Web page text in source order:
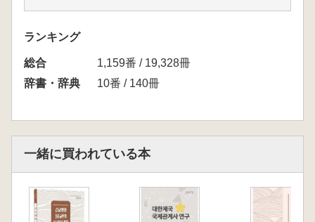
쾰른대학교 디지털 범어사전 검색 안내
참고 문헌
필자의 발자취
부록
ランキング
総合
1,159番 / 19,328冊
辞書・辞典
10番 / 140冊
一緒に買われている本